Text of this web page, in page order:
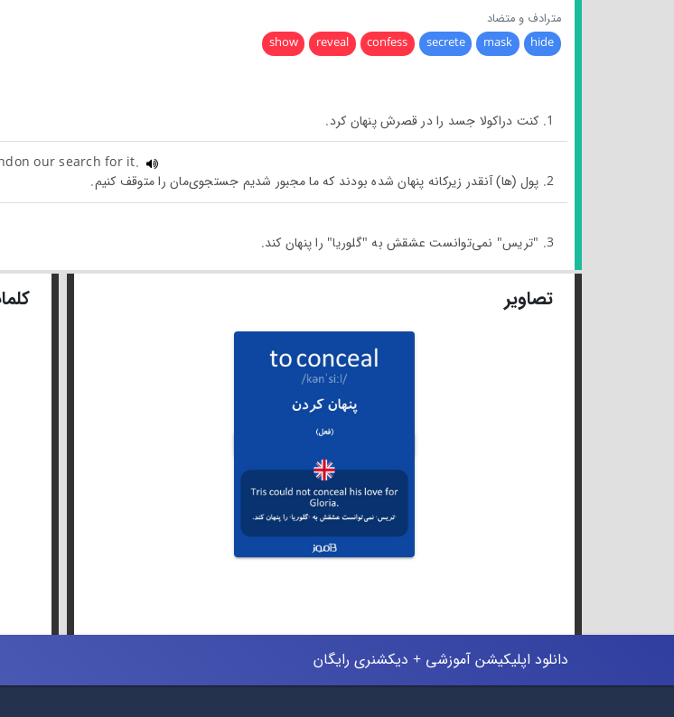
مترادف و متضاد
hide
mask
secrete
confess
reveal
show
1. کنت دراکولا جسد را در قصرش پنهان کرد.
our search for it.
2. پول (ها) آنقدر زیرکانه پنهان شده بودند که ما مجبور شدیم جستجوی‌مان را متوقف کنیم.
3. "تریس" نمی‌توانست عشقش به "گلوریا" را پنهان کند.
تصاویر
دانلود اپلیکیشن آموزشی + دیکشنری رایگان